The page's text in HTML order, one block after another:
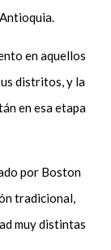
en aquellos
distritos, y la
en esa etapa
por Boston
tradicional,
muy distintas